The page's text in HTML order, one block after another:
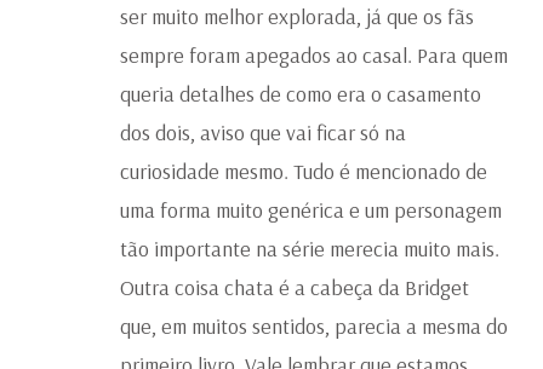
ser muito melhor explorada, já que os fãs
sempre foram apegados ao casal. Para quem
queria detalhes de como era o casamento
dos dois, aviso que vai ficar só na
curiosidade mesmo. Tudo é mencionado de
uma forma muito genérica e um personagem
tão importante na série merecia muito mais.
Outra coisa chata é a cabeça da Bridget
que, em muitos sentidos, parecia a mesma do